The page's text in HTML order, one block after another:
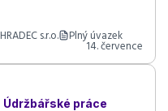
s.r.o. Plný úvazek
14. července
práce